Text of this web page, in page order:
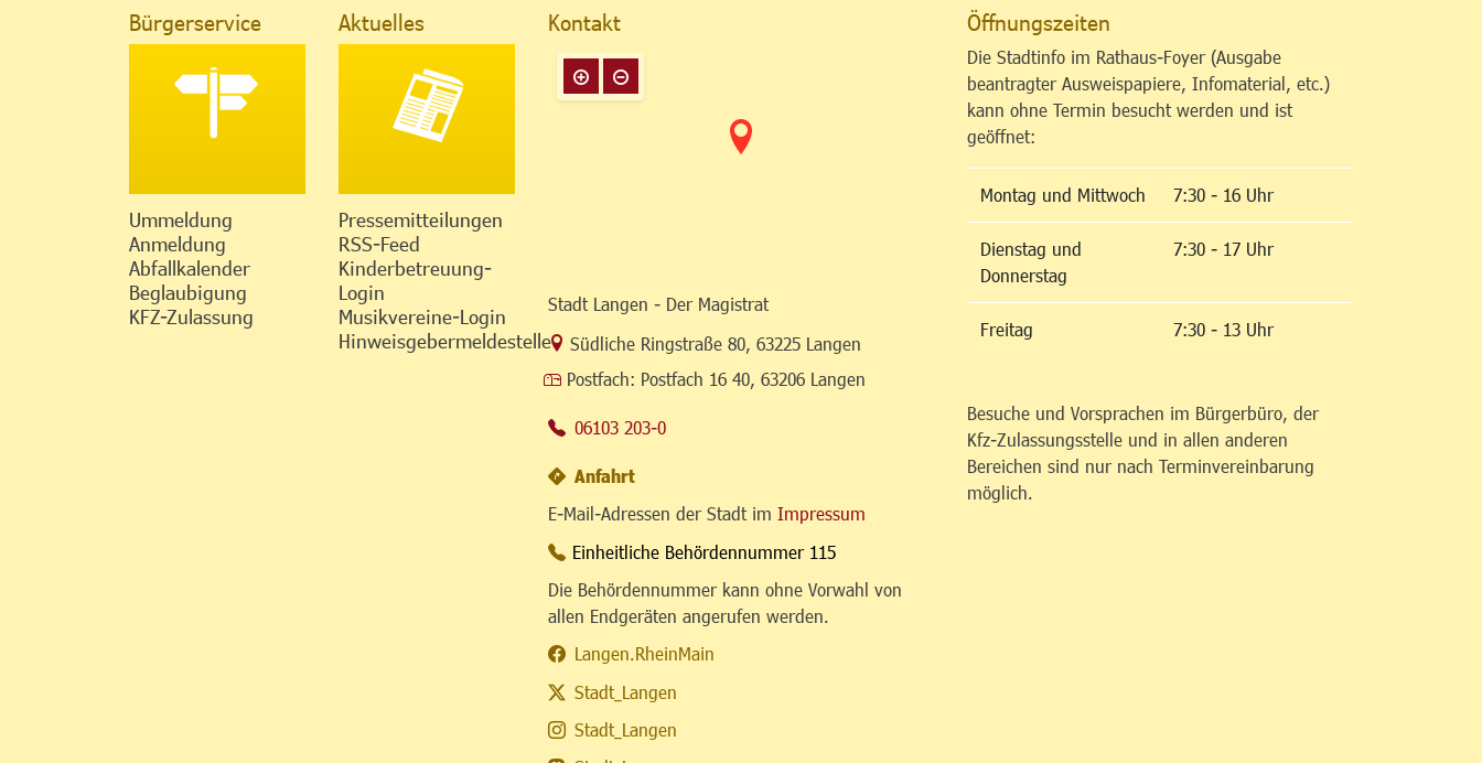
Bürgerservice
Ummeldung
Anmeldung
Abfallkalender
Beglaubigung
KFZ-Zulassung
Aktuelles
Pressemitteilungen
RSS-Feed
Kinderbetreuung-
Login
Musikvereine-Login
Hinweisgebermeldestelle
Kontakt
Stadt Langen - Der Magistrat
Link zur Google-Maps Navigation
Südliche Ringstraße 80 63225 Langen
Postfach: Postfach 16 40, 63206 Langen
06103 203-0
Anfahrt
E-Mail-Adressen der Stadt im Impressum
Einheitliche Behördennummer 115
Die Behördennummer kann ohne Vorwahl von
allen Endgeräten angerufen werden.
Langen.RheinMain
Stadt_Langen
Stadt_Langen
Öffnungszeiten
Die Stadtinfo im Rathaus-Foyer (Ausgabe
beantragter Ausweispapiere, Infomaterial, etc.)
kann ohne Termin besucht werden und ist
geöffnet:
Montag und Mittwoch 7:30 - 16 Uhr
Dienstag und
Donnerstag
7:30 - 17 Uhr
Freitag 7:30 - 13 Uhr
Besuche und Vorsprachen im Bürgerbüro, der
Kfz-Zulassungsstelle und in allen anderen
Bereichen sind nur nach Terminvereinbarung
möglich.